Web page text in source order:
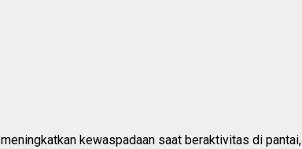
kewaspadaan saat beraktivitas di pantai,